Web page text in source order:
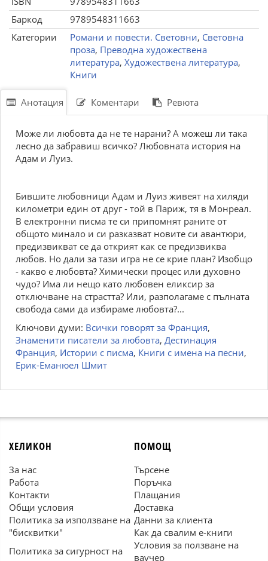
Баркод
9789548311663
Категории
Романи и повести. Световни, Световна
проза, Преводна художествена
литература, Художествена литература,
Книги
Анотация Коментари Ревюта
Може ли любовта да не те нарани? А можеш ли така
лесно да забравиш всичко? Любовната история на
Адам и Луиз.
Бившите любовници Адам и Луиз живеят на хиляди
километри един от друг - той в Париж, тя в Монреал.
В електронни писма те си припомнят раните от
общото минало и си разказват новите си авантюри,
предизвикват се да открият как се предизвиква
любов. Но дали за тази игра не се крие план? Изобщо
- какво е любовта? Химически процес или духовно
чудо? Има ли нещо като любовен еликсир за
отключване на страстта? Или, разполагаме с пълната
свобода сами да избираме любовта?...
Ключови думи: Всички говорят за Франция,
Знаменити писатели за любовта, Дестинация
Франция, Истории с писма, Книги с имена на песни,
Ерик-Еманюел Шмит
ХЕЛИКОН
За нас
Работа
Контакти
Общи условия
Политика за използване на
"бисквитки"
Политика за сигурност на
ПОМОЩ
Търсене
Поръчка
Плащания
Доставка
Данни за клиента
Как да свалим е-книги
Условия за ползване на
ваучер